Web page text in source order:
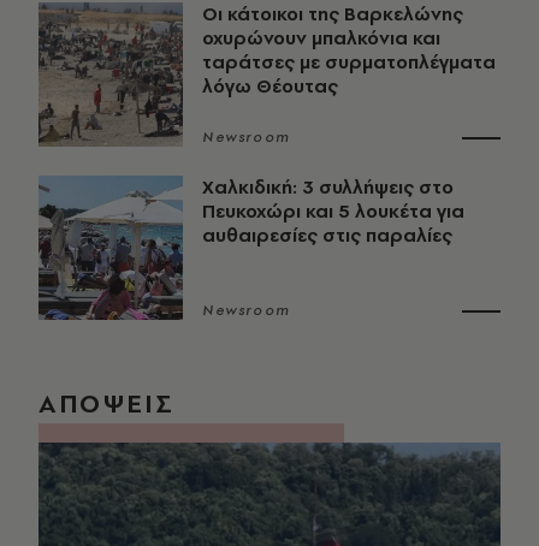
Οι κάτοικοι της Βαρκελώνης
οχυρώνουν μπαλκόνια και
ταράτσες με συρματοπλέγματα
λόγω Θέουτας
Newsroom
Χαλκιδική: 3 συλλήψεις στο
Πευκοχώρι και 5 λουκέτα για
αυθαιρεσίες στις παραλίες
Newsroom
ΑΠΟΨΕΙΣ